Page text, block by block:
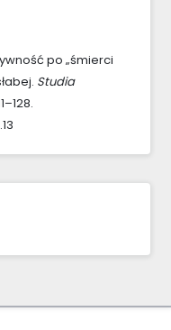
po „śmierci
Studia